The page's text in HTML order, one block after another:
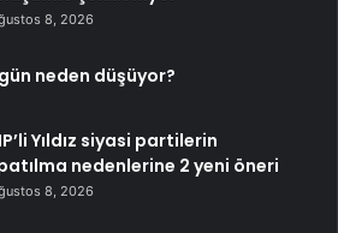
8, 2026
neden düşüyor?
Yıldız siyasi partilerin
nedenlerine 2 yeni öneri
8, 2026